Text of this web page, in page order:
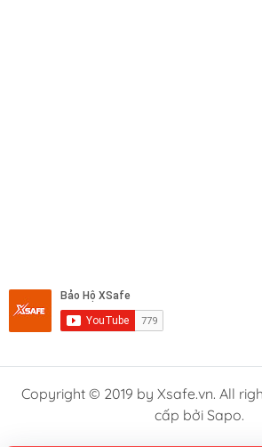
Copyright © 2019 by Xsafe.vn. All
cấp bởi Sapo.